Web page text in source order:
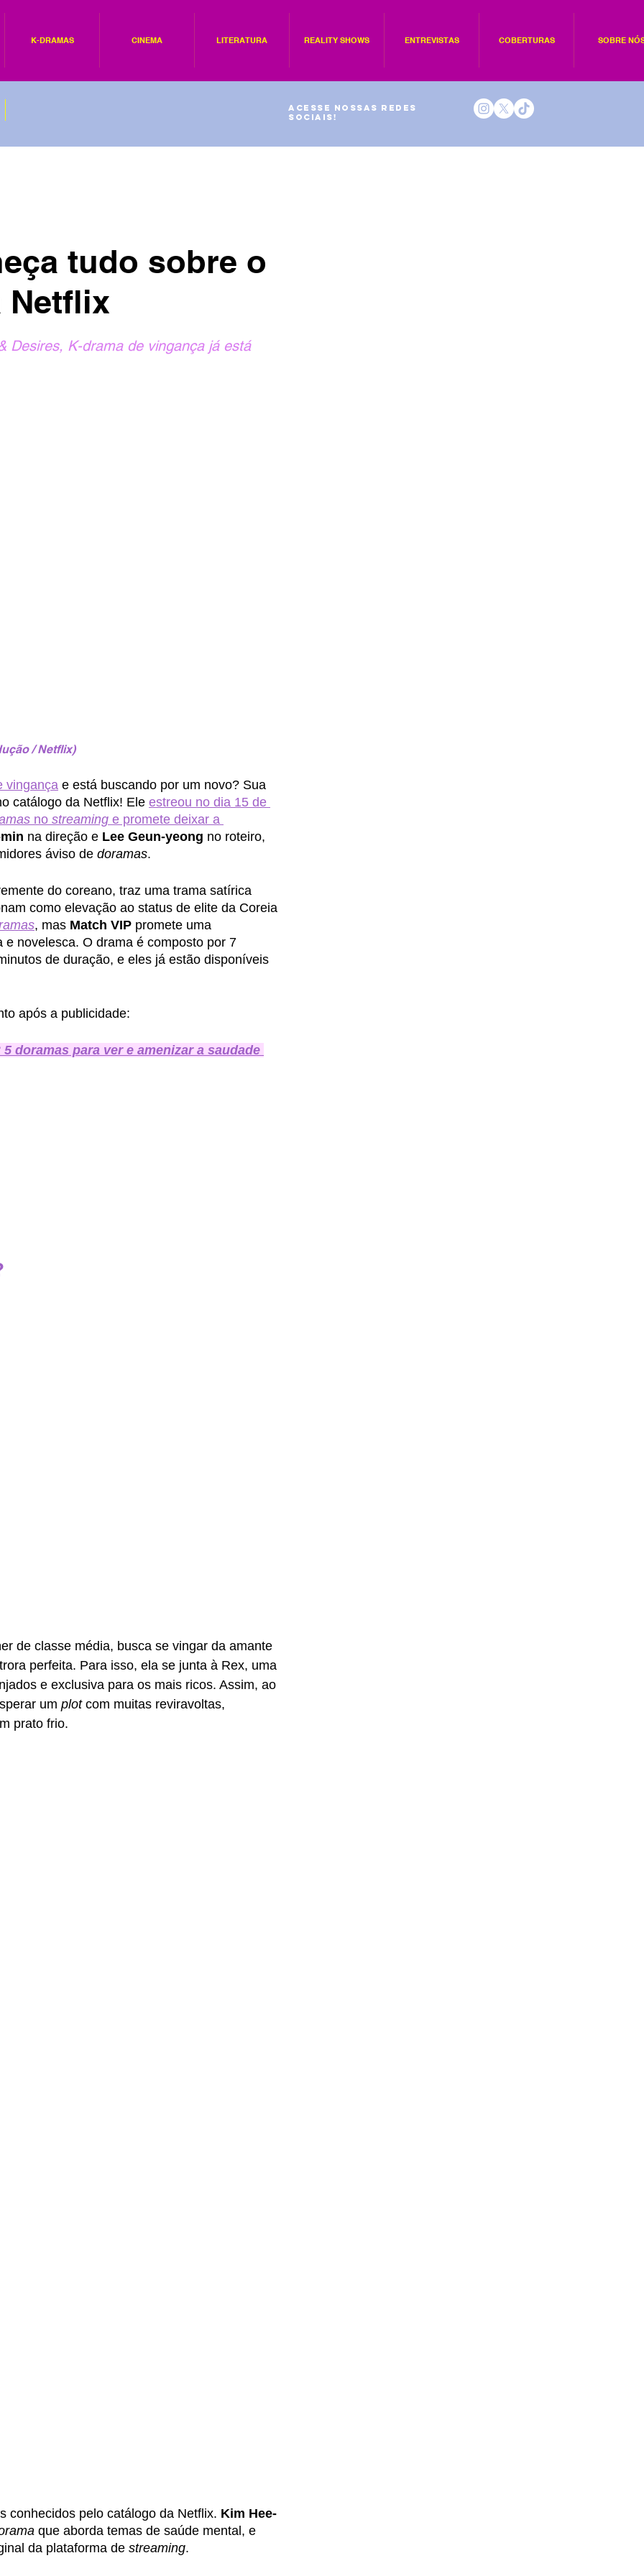
K-DRAMAS CINEMA LITERATURA REALITY SHOWS ENTREVISTAS COBERTURAS SOBRE
Acesse nossas redes
sociais!
tudo sobre o
Netflix
Desires, K-drama de vingança já está
/ Netflix)
vingança e está buscando por um novo? Sua
catálogo da Netflix! Ele estreou no dia 15 de
no streaming e promete deixar a
na direção e Lee Geun-yeong no roteiro,
áviso de doramas.
do coreano, traz uma trama satírica
como elevação ao status de elite da Coreia
, mas Match VIP promete uma
novelesca. O drama é composto por 7
de duração, e eles já estão disponíveis
após a publicidade:
doramas para ver e amenizar a saudade
de classe média, busca se vingar da amante
perfeita. Para isso, ela se junta à Rex, uma
e exclusiva para os mais ricos. Assim, ao
um plot com muitas reviravoltas,
prato frio.
conhecidos pelo catálogo da Netflix. Kim Hee-
que aborda temas de saúde mental, e
da plataforma de streaming.